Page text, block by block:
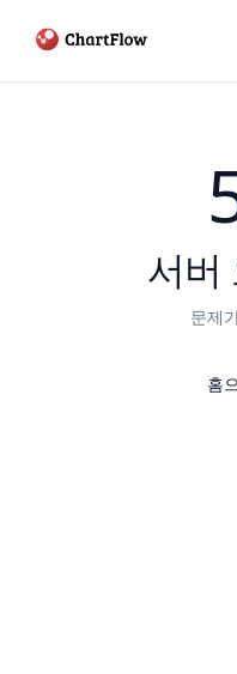
서버
문제
홈